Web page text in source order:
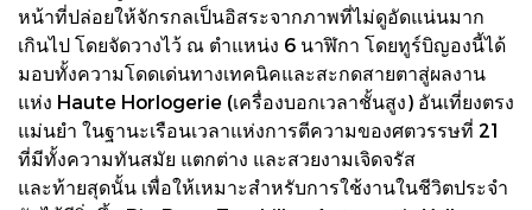
หน้าที่ปล่อยให้จักรกลเป็นอิสระจากภาพที่ไม่ดูอัดแน่นมาก
เกินไป โดยจัดวางไว้ ณ ตำแหน่ง 6 นาฬิกา โดยทูร์บิญองนี้ได้
มอบทั้งความโดดเด่นทางเทคนิคและสะกดสายตาสู่ผลงาน
แห่ง Haute Horlogerie (เครื่องบอกเวลาชั้นสูง) อันเที่ยงตรง
แม่นยำ ในฐานะเรือนเวลาแห่งการตีความของศตวรรษที่ 21
ที่มีทั้งความทันสมัย แตกต่าง และสวยงามเจิดจรัส
และท้ายสุดนั้น เพื่อให้เหมาะสำหรับการใช้งานในชีวิตประจำ